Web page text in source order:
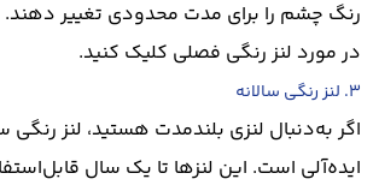
رنگ چشم را برای مدت محدودی تغییر دهند.
در مورد لنز رنگی فصلی کلیک کنید.
3. لنز رنگی سالانه
اگر به‌دنبال لنزی بلندمدت هستید، لنز رنگی
ایده‌آلی است. این لنزها تا یک سال